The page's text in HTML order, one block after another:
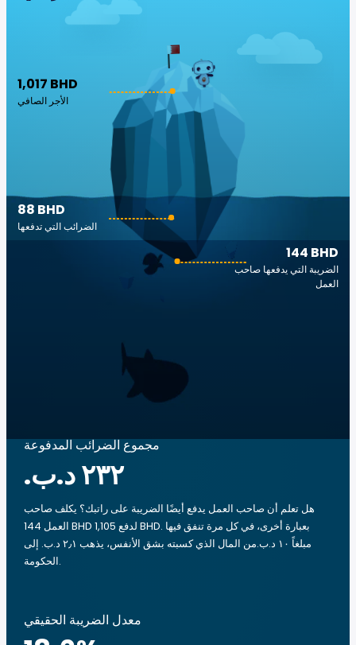
1,017 BHD
الأجر الصافي
144 BHD
الضريبة التي يدفعها صاحب
العمل
88 BHD
الضرائب التي تدفعها
مجموع الضرائب المدفوعة
هل تعلم أن صاحب العمل يدفع أيضًا الضريبة على راتبك؟ يكلف صاحب
العمل 144 BHD لدفع 1,105 BHD. بعبارة أخرى، في كل مرة تنفق فيها
مبلغاً ‏١٠ د.ب.‏من المال الذي كسبته بشق الأنفس، يذهب ‏٢٫١ د.ب.‏ إلى
الحكومة.
معدل الضريبة الحقيقي